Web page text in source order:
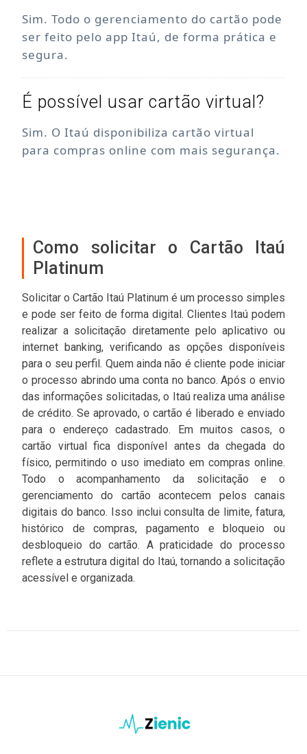
Sim. Todo o gerenciamento do cartão pode
ser feito pelo app Itaú, de forma prática e
segura.
É possível usar cartão virtual?
Sim. O Itaú disponibiliza cartão virtual
para compras online com mais segurança.
Como solicitar o Cartão Itaú
Platinum
Solicitar o Cartão Itaú Platinum é um processo simples
e pode ser feito de forma digital. Clientes Itaú podem
realizar a solicitação diretamente pelo aplicativo ou
internet banking, verificando as opções disponíveis
para o seu perfil. Quem ainda não é cliente pode iniciar
o processo abrindo uma conta no banco. Após o envio
das informações solicitadas, o Itaú realiza uma análise
de crédito. Se aprovado, o cartão é liberado e enviado
para o endereço cadastrado. Em muitos casos, o
cartão virtual fica disponível antes da chegada do
físico, permitindo o uso imediato em compras online.
Todo o acompanhamento da solicitação e o
gerenciamento do cartão acontecem pelos canais
digitais do banco. Isso inclui consulta de limite, fatura,
histórico de compras, pagamento e bloqueio ou
desbloqueio do cartão. A praticidade do processo
reflete a estrutura digital do Itaú, tornando a solicitação
acessível e organizada.